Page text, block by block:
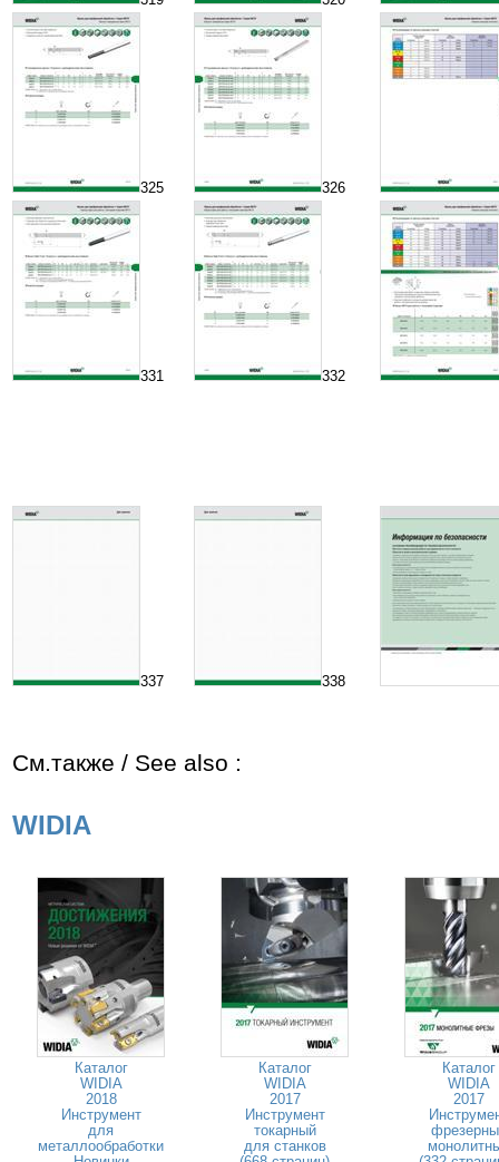
325 326
331 332
337 338
См.также / See also :
WIDIA
Каталог
WIDIA
2018
Инструмент
для
металлообработки
Каталог
WIDIA
2017
Инструмент
токарный
для станков
Каталог
WIDIA
2017